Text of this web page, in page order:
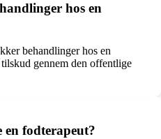
hos en
behandlinger hos en
gennem den offentlige
fodterapeut?